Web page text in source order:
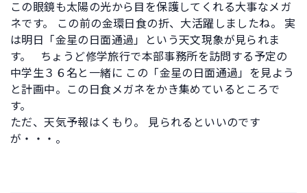
この眼鏡も太陽の光から目を保護してくれる大事なメガ
ネです。 この前の金環日食の折、大活躍しましたね。 実
は明日「金星の日面通過」という天文現象が見られま
す。 ちょうど修学旅行で本部事務所を訪問する予定の
中学生３６名と一緒に この「金星の日面通過」を見よう
と計画中。この日食メガネをかき集めているところで
す。
ただ、天気予報はくもり。 見られるといいのです
が・・・。